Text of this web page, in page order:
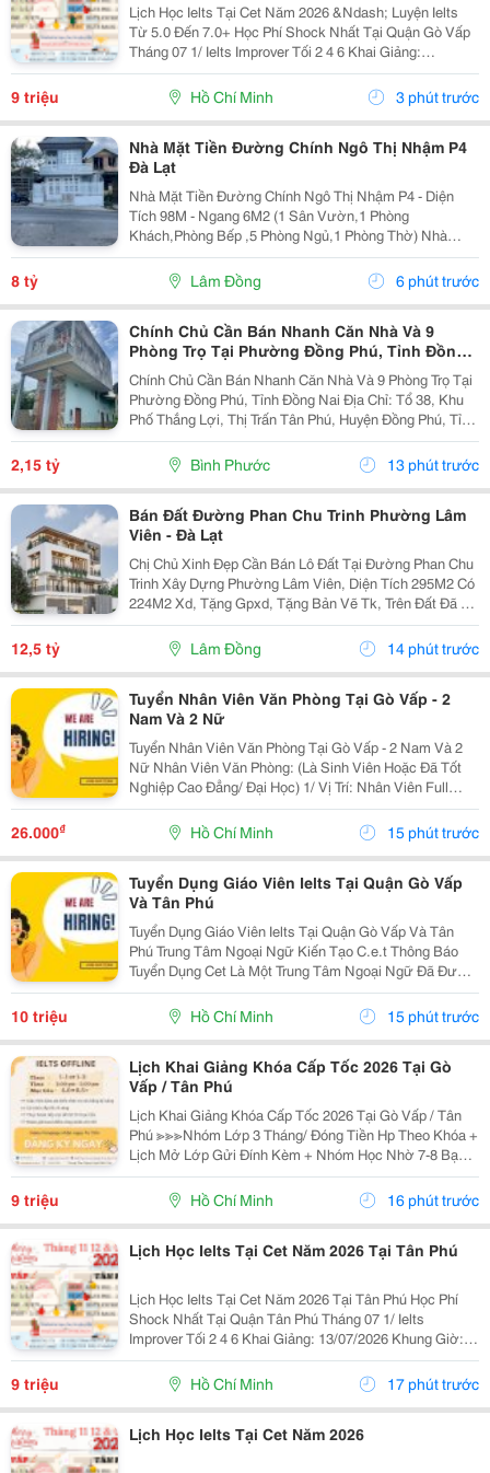
Lịch Học Ielts Tại Cet Năm 2026 &Ndash; Luyện Ielts
Từ 5.0 Đến 7.0+ Học Phí Shock Nhất Tại Quận Gò Vấp
Tháng 07 1/ Ielts Improver Tối 2 4 6 Khai Giảng:
13/07/2026 Khung Giờ: 18:00 Đến 21:00 Học Phí Ưu Đãi
5% Khi Đăng Ký 2/ Ielts...
9 triệu Hồ Chí Minh 3 phút trước
Nhà Mặt Tiền Đường Chính Ngô Thị Nhậm P4
Đà Lạt
Nhà Mặt Tiền Đường Chính Ngô Thị Nhậm P4 - Diện
Tích 98M - Ngang 6M2 (1 Sân Vườn,1 Phòng
Khách,Phòng Bếp ,5 Phòng Ngủ,1 Phòng Thờ) Nhà
Trống ,Sổ Sẳn Công Chứng Ngay Trong Ngày 1 Trệt ,1
Lầu ,1 Áp Mái ( Có Sân Đậu Xe Ôtô Trong Nhà ) -
Hướng...
8 tỷ Lâm Đồng 6 phút trước
Chính Chủ Cần Bán Nhanh Căn Nhà Và 9
Phòng Trọ Tại Phường Đồng Phú, Tỉnh Đồng
Nai
Chính Chủ Cần Bán Nhanh Căn Nhà Và 9 Phòng Trọ Tại
Phường Đồng Phú, Tỉnh Đồng Nai Địa Chỉ: Tổ 38, Khu
Phố Thắng Lợi, Thị Trấn Tân Phú, Huyện Đồng Phú, Tỉnh
Bình Phước Diện Tích: 250M2 (5X50M; Thổ Cư 50M2)
Giá Bán: 2 Tỷ 150 Triệu - Kết Cấu: 1 Căn...
2,15 tỷ Bình Phước 13 phút trước
Bán Đất Đường Phan Chu Trinh Phường Lâm
Viên - Đà Lạt
Chị Chủ Xinh Đẹp Cần Bán Lô Đất Tại Đường Phan Chu
Trinh Xây Dựng Phường Lâm Viên, Diện Tích 295M2 Có
224M2 Xd, Tặng Gpxd, Tặng Bản Vẽ Tk, Trên Đất Đã Ép
Cọc Giá 12.5Ty Liên Hệ 0917786186
12,5 tỷ Lâm Đồng 14 phút trước
Tuyển Nhân Viên Văn Phòng Tại Gò Vấp - 2
Nam Và 2 Nữ
Tuyển Nhân Viên Văn Phòng Tại Gò Vấp - 2 Nam Và 2
Nữ Nhân Viên Văn Phòng: (Là Sinh Viên Hoặc Đã Tốt
Nghiệp Cao Đẳng/ Đại Học) 1/ Vị Trí: Nhân Viên Full
Time (2 Nam 2 Nữ) Ca Làm: 13:00 Đến 21:00 (1 Tháng
Được Nghỉ Phép 1 Ngày, Và Hưởng Các Ngày...
26.000₫ Hồ Chí Minh 15 phút trước
Tuyển Dụng Giáo Viên Ielts Tại Quận Gò Vấp
Và Tân Phú
Tuyển Dụng Giáo Viên Ielts Tại Quận Gò Vấp Và Tân
Phú Trung Tâm Ngoại Ngữ Kiến Tạo C.e.t Thông Báo
Tuyển Dụng Cet Là Một Trung Tâm Ngoại Ngữ Đã Được
Thành Lập 16 Năm Chuyên Về Chương Trình Anh Văn
Học Thuật Ielts &Ndash; Toefl Ibt. Trung Tâm...
10 triệu Hồ Chí Minh 15 phút trước
Lịch Khai Giảng Khóa Cấp Tốc 2026 Tại Gò
Vấp / Tân Phú
Lịch Khai Giảng Khóa Cấp Tốc 2026 Tại Gò Vấp / Tân
Phú ≫≫≫Nhóm Lớp 3 Tháng/ Đóng Tiền Hp Theo Khóa +
Lịch Mở Lớp Gửi Đính Kèm + Nhóm Học Nhờ 7-8 Bạn/
Lớp + Giáo Trình Ielts Có Band Điểm Lộ Trình, Sách
Nước Ngoài Bám Sát + Chia Đều 4 Kỹ...
9 triệu Hồ Chí Minh 16 phút trước
Lịch Học Ielts Tại Cet Năm 2026 Tại Tân Phú
Lịch Học Ielts Tại Cet Năm 2026 Tại Tân Phú Học Phí
Shock Nhất Tại Quận Tân Phú Tháng 07 1/ Ielts
Improver Tối 2 4 6 Khai Giảng: 13/07/2026 Khung Giờ:
18:00 Đến 21:00 Học Phí Ưu Đãi 5% Khi Đăng Ký 2/ Ielts
Basic Tối 3 5 7 Khai...
9 triệu Hồ Chí Minh 17 phút trước
Lịch Học Ielts Tại Cet Năm 2026